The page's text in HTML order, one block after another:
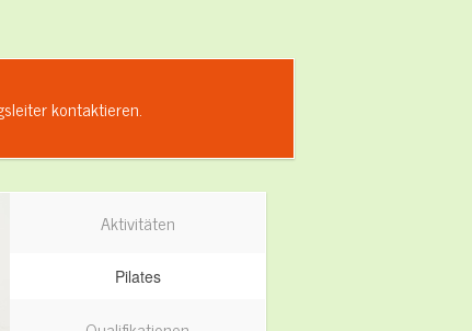
kontaktieren.
Aktivitäten
Pilates